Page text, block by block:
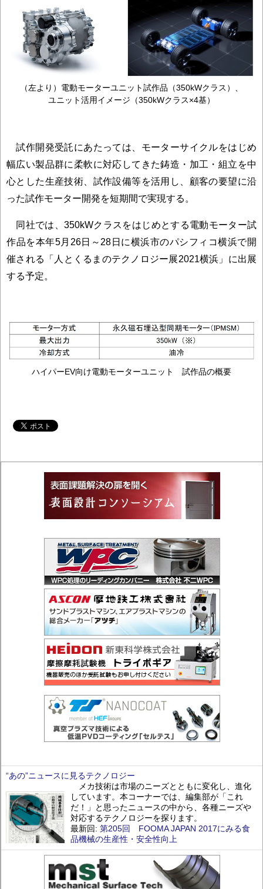
（左より）電動モーターユニット試作品（350kWクラス）、
ユニット活用イメージ（350kWクラス×4基）
試作開発受託にあたっては、モーターサイクルをはじめ
幅広い製品群に柔軟に対応してきた鋳造・加工・組立を中
心とした生産技術、試作設備等を活用し、顧客の要望に沿
った試作モーター開発を短期間で実現する。
同社では、350kWクラスをはじめとする電動モーター試
作品を本年5月26日～28日に横浜市のパシフィコ横浜で開
催される「人とくるまのテクノロジー展2021横浜」に出展
する予定。
ハイパーEV向け電動モーターユニット 試作品の概要
“あの”ニュースに見るテクノロジー
メカ技術は市場のニーズとともに変化し、進化
しています。本コーナーでは、編集部が「これ
だ！」と思ったニュースの中から、各種ニーズや
対応するテクノロジーを探ります。
最新回: 第205回 FOOMA JAPAN 2017にみる食
品機械の生産性・安全性向上